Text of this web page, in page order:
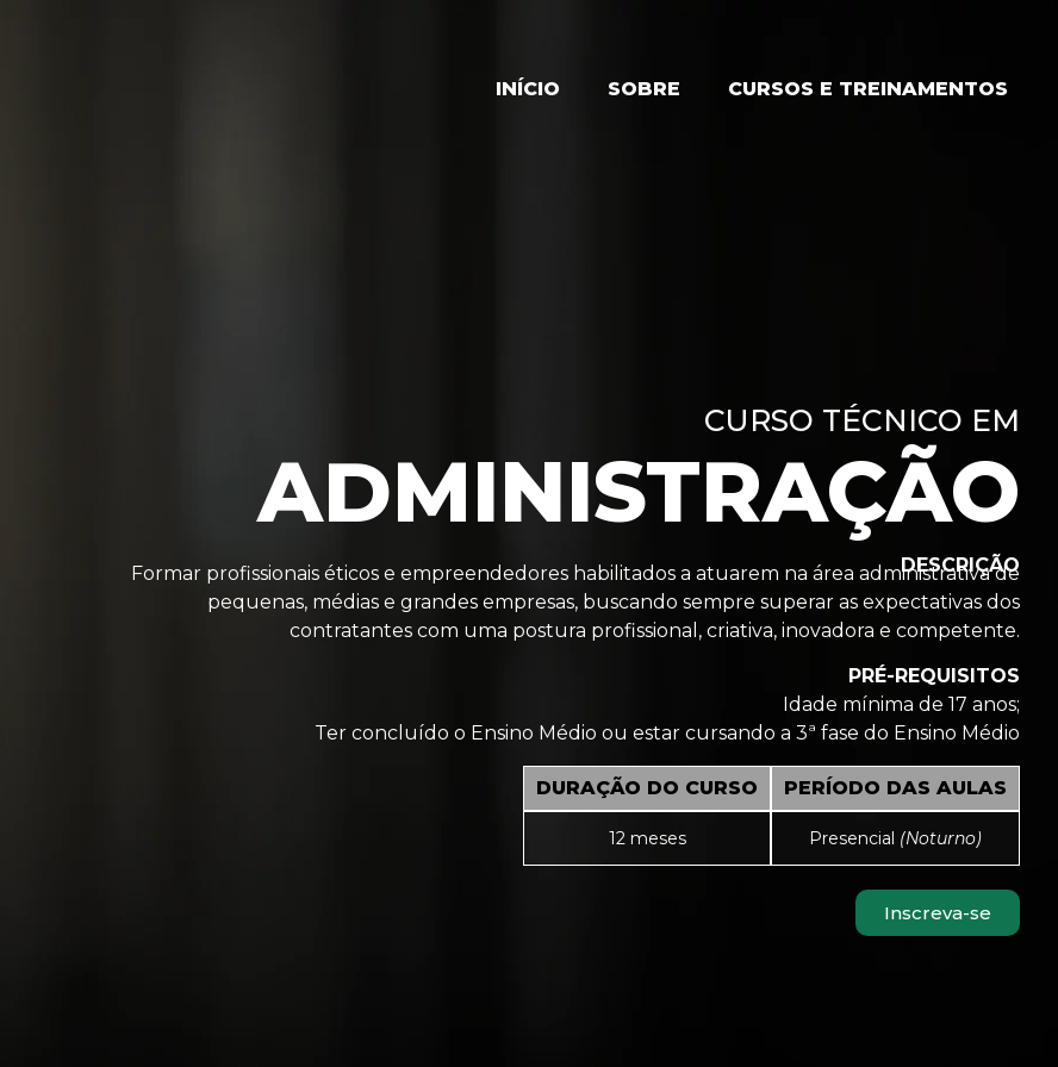
INÍCIO SOBRE CURSOS E TREINAMENTOS
CURSO TÉCNICO EM
ADMINISTRAÇÃO
DESCRIÇÃO
Formar profissionais éticos e empreendedores habilitados a atuarem na área administrativa de
pequenas, médias e grandes empresas, buscando sempre superar as expectativas dos
contratantes com uma postura profissional, criativa, inovadora e competente.
PRÉ-REQUISITOS
Idade mínima de 17 anos;
Ter concluído o Ensino Médio ou estar cursando a 3ª fase do Ensino Médio
DURAÇÃO DO CURSO PERÍODO DAS AULAS
12 meses Presencial (Noturno)
Inscreva-se